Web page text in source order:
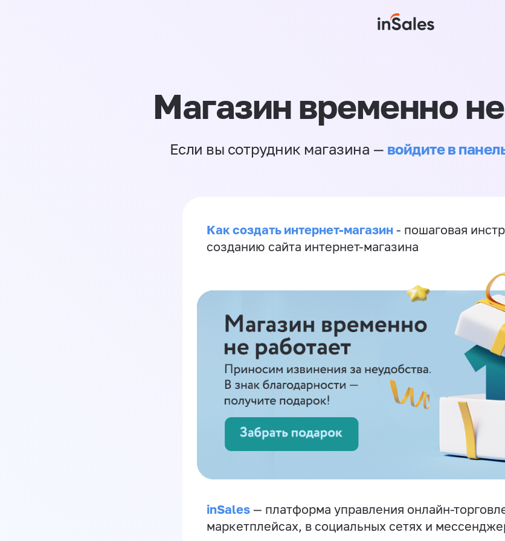
Магазин временно
Если вы сотрудник магазина — войдите в
Как создать интернет-магазин - пошаговая
созданию сайта интернет-магазина
inSales — платформа управления онлайн-
маркетплейсах, в социальных сетях и